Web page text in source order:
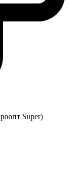
Super)